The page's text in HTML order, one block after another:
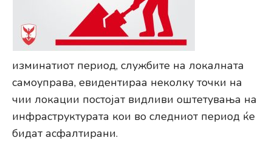
изминатиот период, службите на локалната
самоуправа, евидентираа неколку точки на
чии локации постојат видливи оштетувања на
инфраструктурата кои во следниот период ќе
бидат асфалтирани.